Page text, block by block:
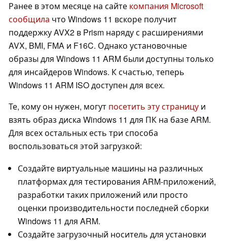
Ранее в этом месяце на сайте компания Microsoft
сообщила что Windows 11 вскоре получит
поддержку AVX2 в Prism наряду с расширениями
AVX, BMI, FMA и F16C. Однако установочные
образы для Windows 11 ARM были доступны только
для инсайдеров Windows. К счастью, теперь
Windows 11 ARM ISO доступен для всех.
Те, кому он нужен, могут посетить эту страницу и
взять образ диска Windows 11 для ПК на базе ARM.
Для всех остальных есть три способа
воспользоваться этой загрузкой:
Создайте виртуальные машины на различных
платформах для тестирования ARM-приложений,
разработки таких приложений или просто
оценки производительности последней сборки
Windows 11 для ARM.
Создайте загрузочный носитель для установки